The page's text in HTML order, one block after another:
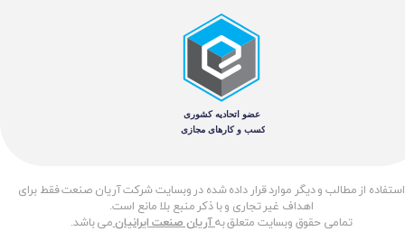
​استفاده از مطالب و دیگر موارد قرار داده شده در وبسایت شرکت آریان صنعت فقط برای
اهداف غیر تجاری و با ذکر منبع بلا مانع است.
تمامی حقوق وبسایت متعلق بهآریان صنعت ایرانیانمی باشد.